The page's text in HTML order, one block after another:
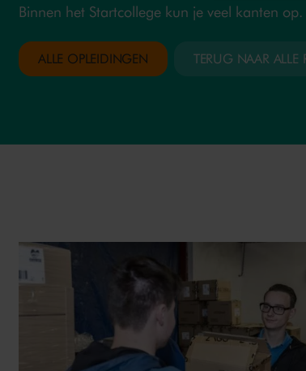
Binnen het Startcollege kun je veel kanten
ALLE OPLEIDINGEN TERUG NAAR ALLE